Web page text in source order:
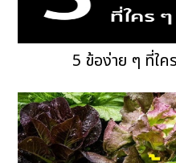
5 ข้อง่าย ๆ ที่ใค